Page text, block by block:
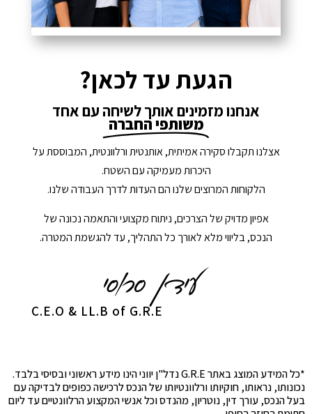
הגעת עד לכאן?
אנחנו מזמינים אותך לשיחה עם אחד
משותפי החברה
אצלנו תקבלו סקירה אמיתית, אותנטית ורלוונטית, המבוססת על
היכרות מעמיקה עם השטח.
הלקוחות המרוצים שלנו הם העדות לדרך העבודה שלנו.
אפיון מדויק של הצרכים, ניתוח מקצועי והתאמה נכונה של
הנכס, בליווי מלא לאורך כל התהליך, עד להגשמת המטרה.
C.E.O & LL.B of G.R.E
*כל המידע המוצג באתר G.R.E נדל"ן יווני הינו מידע ראשוני ובסיסי בלבד.
נכונותו, נראותו, חוקיותו ורלוונטיותו של הנכס לרכישה כפופים לבדיקה עם
בעל הנכס, עורך דין, נוטריון, מהנדס וכל אנשי המקצוע הרלוונטיים עד ליום